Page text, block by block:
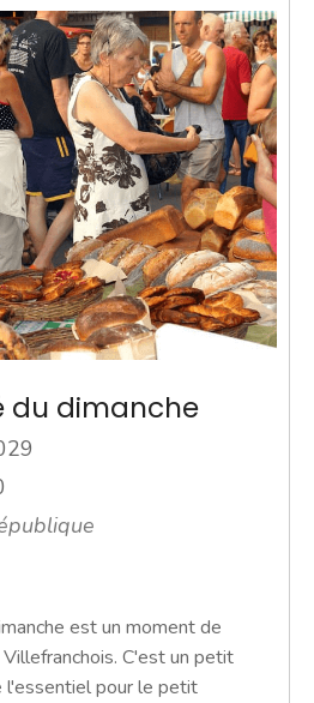
du dimanche
est un moment de
C'est un petit
l'essentiel pour le petit